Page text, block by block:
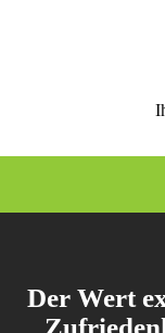
Der Wert